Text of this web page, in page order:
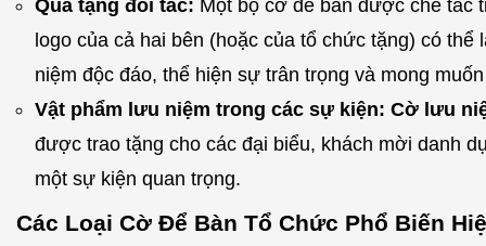
Quà tặng đối tác: Một bộ cờ để bàn được chế tác
logo của cả hai bên (hoặc của tổ chức tặng) có thể
niệm độc đáo, thể hiện sự trân trọng và mong
Vật phẩm lưu niệm trong các sự kiện: Cờ lưu
được trao tặng cho các đại biểu, khách mời danh
một sự kiện quan trọng.
Các Loại Cờ Để Bàn Tổ Chức Phổ Biến